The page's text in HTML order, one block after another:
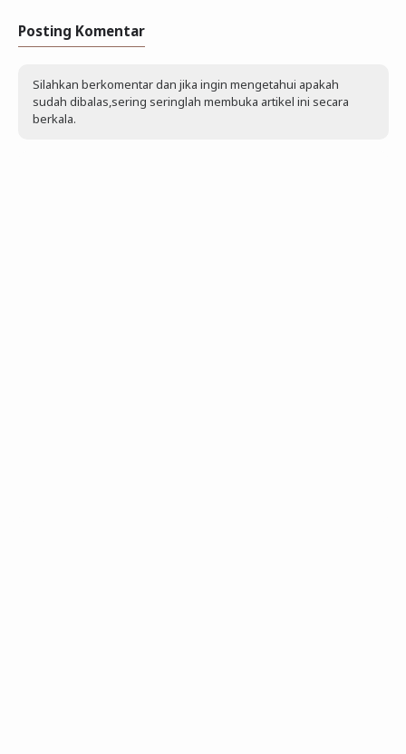
Posting Komentar
Silahkan berkomentar dan jika ingin mengetahui apakah
sudah dibalas,sering seringlah membuka artikel ini secara
berkala.